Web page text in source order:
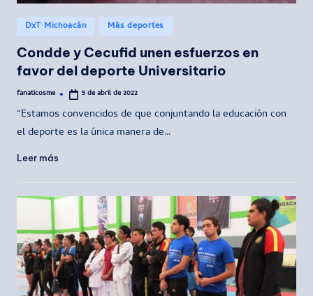
Publicado
en
DxT Michoacán Más deportes
Condde y Cecufid unen esfuerzos en
favor del deporte Universitario
Publicado
fanaticosme 5 de abril de 2022
“Estamos convencidos de que conjuntando la educación con
el deporte es la única manera de…
Leer más